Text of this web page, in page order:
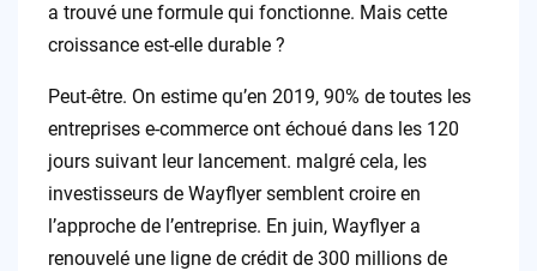
a trouvé une formule qui fonctionne. Mais cette
croissance est-elle durable ?
Peut-être. On estime qu’en 2019, 90% de toutes les
entreprises e-commerce ont échoué dans les 120
jours suivant leur lancement. malgré cela, les
investisseurs de Wayflyer semblent croire en
l’approche de l’entreprise. En juin, Wayflyer a
renouvelé une ligne de crédit de 300 millions de